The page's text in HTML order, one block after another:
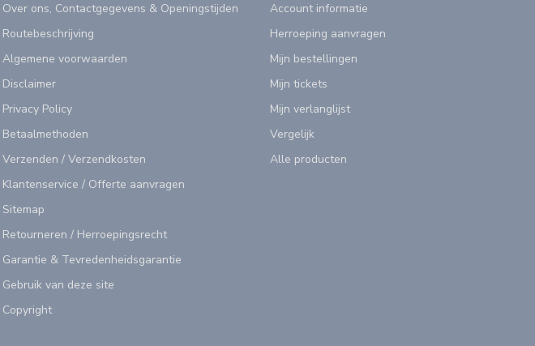
Over ons, Contactgegevens & Openingstijden
Routebeschrijving
Algemene voorwaarden
Disclaimer
Privacy Policy
Betaalmethoden
Verzenden / Verzendkosten
Klantenservice / Offerte aanvragen
Sitemap
Retourneren / Herroepingsrecht
Garantie & Tevredenheidsgarantie
Gebruik van deze site
Copyright
Account informatie
Herroeping aanvragen
Mijn bestellingen
Mijn tickets
Mijn verlanglijst
Vergelijk
Alle producten